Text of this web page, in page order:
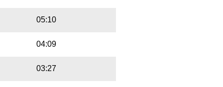
05:10
04:09
03:27